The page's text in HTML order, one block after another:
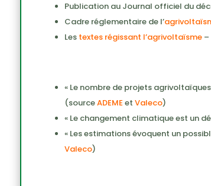
Publication au Journal officiel du
Cadre réglementaire de l’
Les textes régissant l’agrivoltaïsme –
« Le nombre de projets
(sourceADEME et Valeco)
« Le changement climatique est un
« Les estimations évoquent un
Valeco)